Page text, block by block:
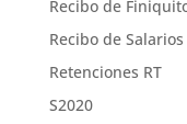
Recibo de
Recibo de Salarios
Retenciones RT
S2020